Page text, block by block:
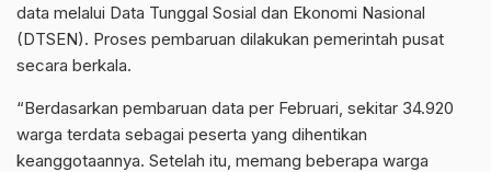
data melalui Data Tunggal Sosial dan Ekonomi Nasional
(DTSEN). Proses pembaruan dilakukan pemerintah pusat
secara berkala.
“Berdasarkan pembaruan data per Februari, sekitar 34.920
warga terdata sebagai peserta yang dihentikan
keanggotaannya. Setelah itu, memang beberapa warga